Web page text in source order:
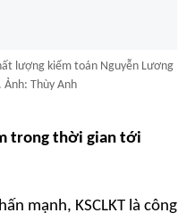
lượng kiểm toán Nguyễn Lương
Thùy Anh
trong thời gian tới
mạnh, KSCLKT là công